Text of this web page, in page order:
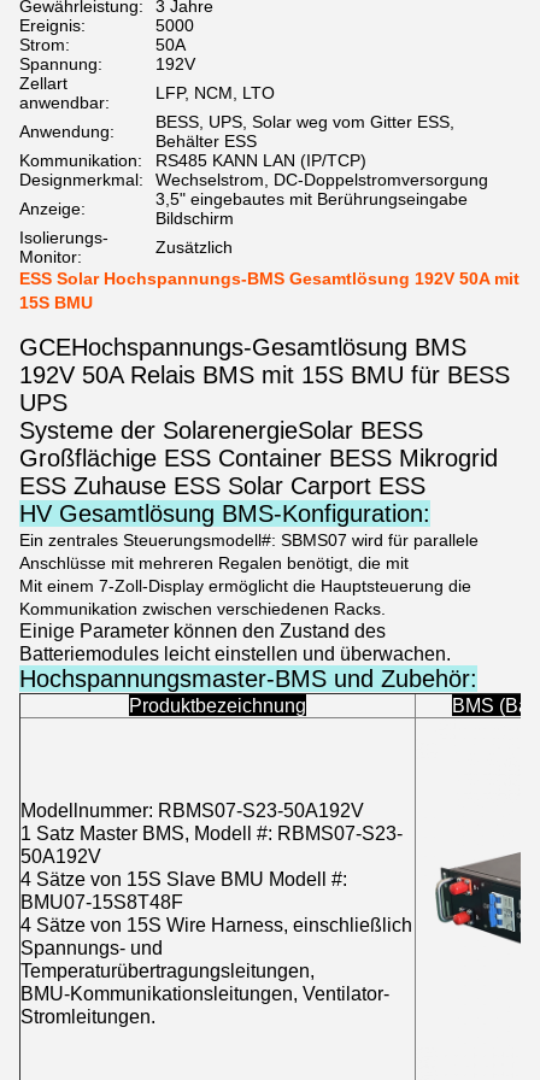
Gewährleistung:
3 Jahre
Ereignis:
5000
Strom:
50A
Spannung:
192V
Zellart
anwendbar:
LFP, NCM, LTO
Anwendung:
BESS, UPS, Solar weg vom Gitter ESS,
Behälter ESS
Kommunikation:
RS485 KANN LAN (IP/TCP)
Designmerkmal:
Wechselstrom, DC-Doppelstromversorgung
Anzeige:
3,5" eingebautes mit Berührungseingabe
Bildschirm
Isolierungs-
Monitor:
Zusätzlich
ESS Solar Hochspannungs-BMS Gesamtlösung 192V 50A mit
15S BMU
GCEHochspannungs-Gesamtlösung BMS
192V 50A Relais BMS mit 15S BMU für BESS
UPS
Systeme der SolarenergieSolar BESS
Großflächige ESS Container BESS Mikrogrid
ESS Zuhause ESS Solar Carport ESS
HV Gesamtlösung BMS-Konfiguration:
Ein zentrales Steuerungsmodell#: SBMS07 wird für parallele
Anschlüsse mit mehreren Regalen benötigt, die mit
Mit einem 7-Zoll-Display ermöglicht die Hauptsteuerung die
Kommunikation zwischen verschiedenen Racks.
Einige Parameter können den Zustand des
Batteriemodules leicht einstellen und überwachen.
Hochspannungsmaster-BMS und Zubehör:
Produktbezeichnung BMS
Modellnummer: RBMS07-S23-50A192V
1 Satz Master BMS, Modell #: RBMS07-S23-
50A192V
4 Sätze von 15S Slave BMU Modell #:
BMU07-15S8T48F
4 Sätze von 15S Wire Harness, einschließlich
Spannungs- und
Temperaturübertragungsleitungen,
BMU-Kommunikationsleitungen, Ventilator-
Stromleitungen.